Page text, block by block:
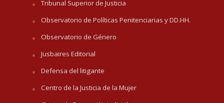
Tribunal Superior de Justicia
Observatorio de Políticas Penitenciarias y DD.HH.
Observatorio de Género
Jusbaires Editorial
Defensa del litigante
Centro de la Justicia de la Mujer